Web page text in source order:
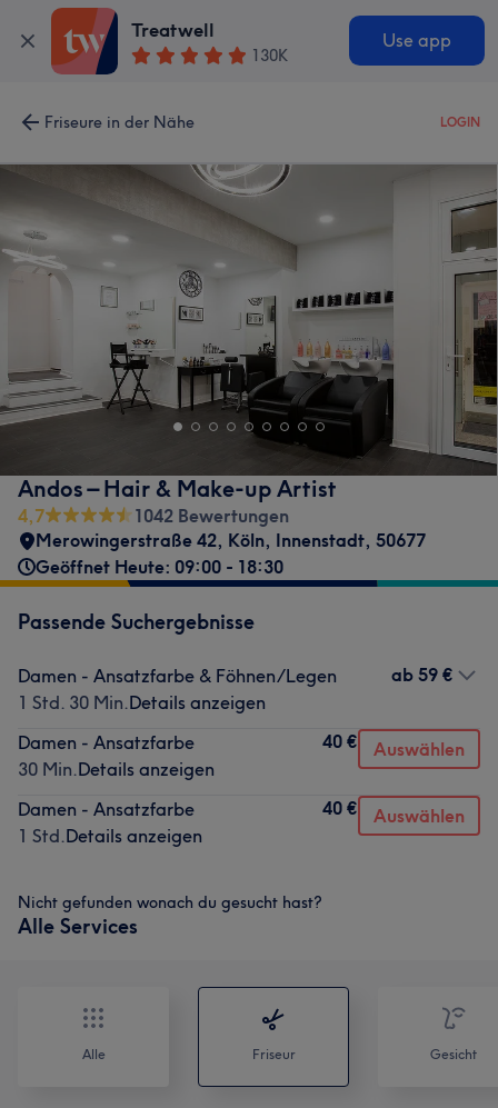
Treatwell
130K
Use app
Friseure in der Nähe LOGIN
Andos – Hair & Make-up Artist
4,7
1042 Bewertungen
Merowingerstraße 42, Köln, Innenstadt, 50677
Geöffnet Heute: 09:00 - 18:30
Passende Suchergebnisse
Damen - Ansatzfarbe & Föhnen/Legen
1 Std. 30 Min.Details anzeigen
ab 59 €
Damen - Ansatzfarbe
30 Min.Details anzeigen
40 € Auswählen
Damen - Ansatzfarbe
1 Std.Details anzeigen
40 € Auswählen
Nicht gefunden wonach du gesucht hast?
Alle Services
Alle Friseur Gesicht